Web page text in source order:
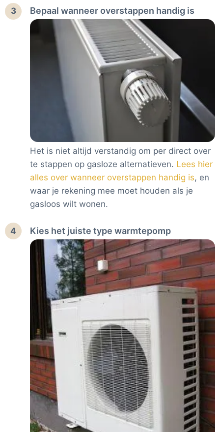
3 Bepaal wanneer overstappen handig is
Het is niet altijd verstandig om per direct over
te stappen op gasloze alternatieven. Lees hier
alles over wanneer overstappen handig is, en
waar je rekening mee moet houden als je
gasloos wilt wonen.
4 Kies het juiste type warmtepomp